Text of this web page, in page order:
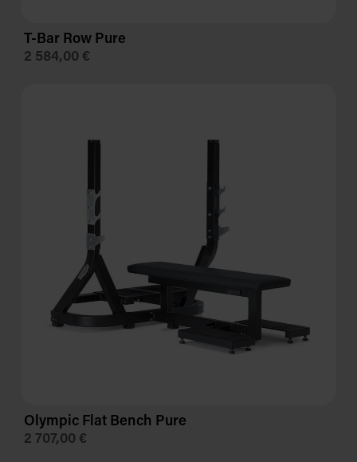
T-Bar Row Pure
2 584,00 €
Olympic Flat Bench Pure
2 707,00 €